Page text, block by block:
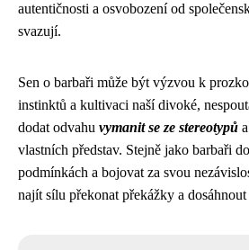
autentičnosti a osvobození od
svazují.
Sen o barbaři může být výzvou k
instinktů a kultivaci naší divoké,
dodat odvahu vymanit se ze stereotypů
vlastních představ. Stejně jako barbaři
podmínkách a bojovat za svou
najít sílu překonat překážky a